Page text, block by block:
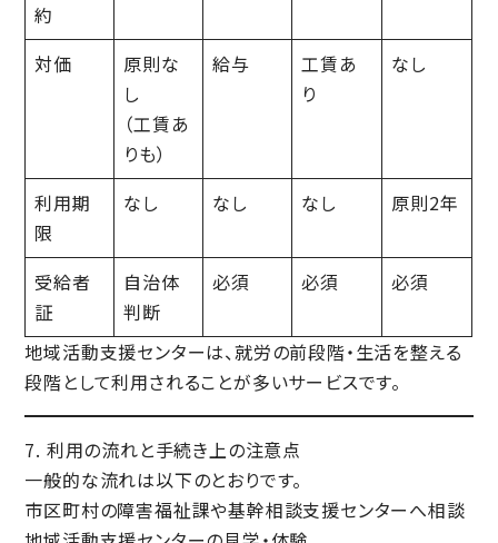
約
対価
原則な
し
（工賃あ
りも）
給与
工賃あ
り
なし
利用期
限
なし なし なし 原則2年
受給者
証
自治体
判断
必須 必須 必須
地域活動支援センターは、就労の前段階・生活を整える
段階として利用されることが多いサービスです。
7. 利用の流れと手続き上の注意点
一般的な流れは以下のとおりです。
市区町村の障害福祉課や基幹相談支援センターへ相談